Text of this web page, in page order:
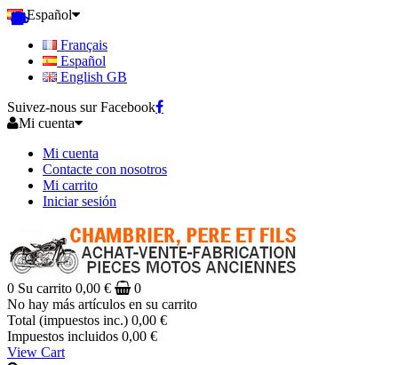
Español
Français
Español
English GB
Suivez-nous sur Facebook
Mi cuenta
Mi cuenta
Contacte con nosotros
Mi carrito
Iniciar sesión
0 Su carrito 0,00 €
0
No hay más artículos en su carrito
Total (impuestos inc.) 0,00 €
Impuestos incluidos 0,00 €
View Cart